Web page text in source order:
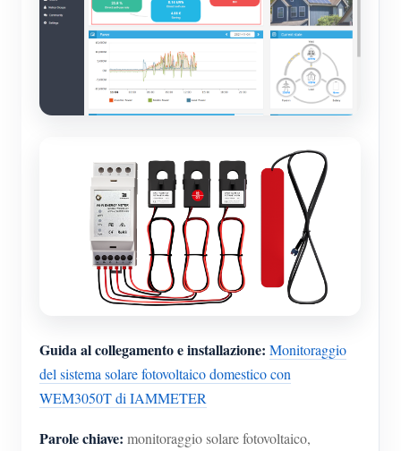
Guida al collegamento e installazione: Monitoraggio
del sistema solare fotovoltaico domestico con
WEM3050T di IAMMETER
Parole chiave: monitoraggio solare fotovoltaico,